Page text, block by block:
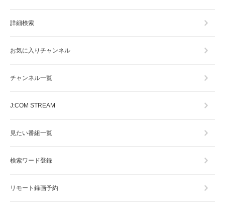
詳細検索
お気に入りチャンネル
チャンネル一覧
J:COM STREAM
見たい番組一覧
検索ワード登録
リモート録画予約